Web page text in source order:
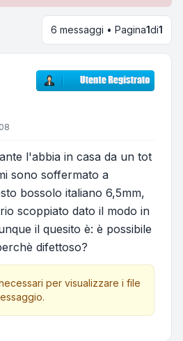
6 messaggi • Pagina1di1
l'abbia in casa da un tot
sono soffermato a
bossolo italiano 6,5mm,
scoppiato dato il modo in
il quesito è: è possibile
difettoso?
per visualizzare i file